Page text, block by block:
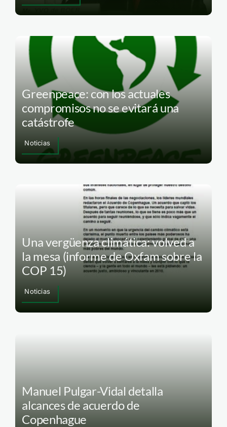
Greenpeace: con los actuales
compromisos no se evitará una
catástrofe
Noticias
Una vergüenza climática: volved a
la mesa (informe de Oxfam sobre la
COP 15)
Noticias
Manuel Pulgar-Vidal detalla
alcances de acuerdo de
Copenhague